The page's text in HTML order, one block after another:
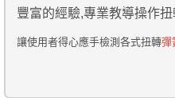
豐富的經驗,專業教導操作扭
讓使用者得心應手檢測各式扭轉彈